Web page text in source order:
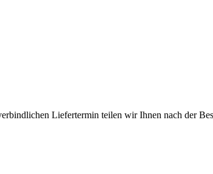
Liefertermin teilen wir Ihnen nach der